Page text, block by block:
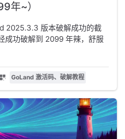
年~）
2025.3.3 版本破解成功的截
成功破解到 2099 年辣，舒服
GoLand 激活码、破解教程